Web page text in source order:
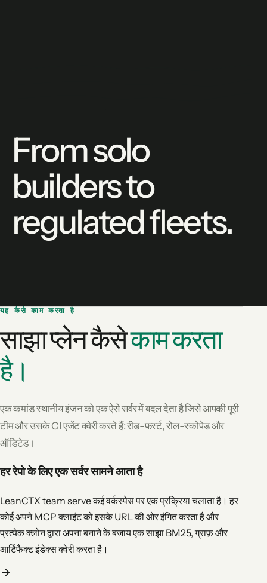
From solo
builders to
regulated fleets.
यह कैसे काम करता है
साझा प्लेन कैसेकाम करता
है।
एक कमांड स्थानीय इंजन को एक ऐसे सर्वर में बदल देता है जिसे आपकी पूरी
टीम और उसके CI एजेंट क्वेरी करते हैं: रीड-फर्स्ट, रोल-स्कोपेड और
ऑडिटेड।
हर रेपो के लिए एक सर्वर सामने आता है
LeanCTX team serve कई वर्कस्पेस पर एक प्रक्रिया चलाता है। हर
कोई अपने MCP क्लाइंट को इसके URL की ओर इंगित करता है और
प्रत्येक क्लोन द्वारा अपना बनाने के बजाय एक साझा BM25, ग्राफ़ और
आर्टिफैक्ट इंडेक्स क्वेरी करता है।